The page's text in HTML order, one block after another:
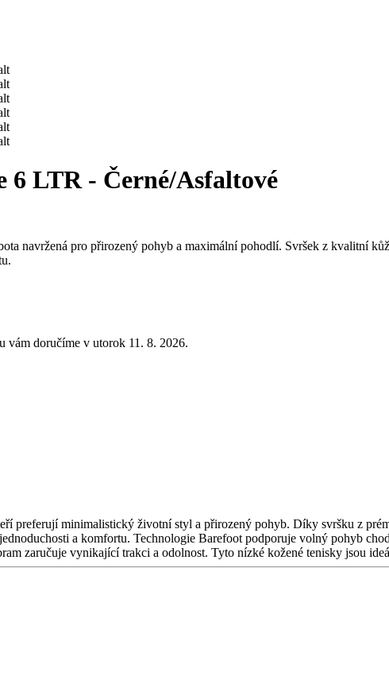
6 LTR - Černé/Asfaltové
navržená pro přirozený pohyb a maximální pohodlí. Svršek z kvalitní
vám doručíme v utorok 11. 8. 2026.
preferují minimalistický životní styl a přirozený pohyb. Díky svršku z
a komfortu. Technologie Barefoot podporuje volný pohyb
zaručuje vynikající trakci a odolnost. Tyto nízké kožené tenisky jsou